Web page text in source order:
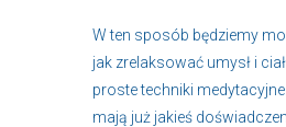
W ten sposób będziemy
jak zrelaksować umysł i
proste techniki
mają już jakieś